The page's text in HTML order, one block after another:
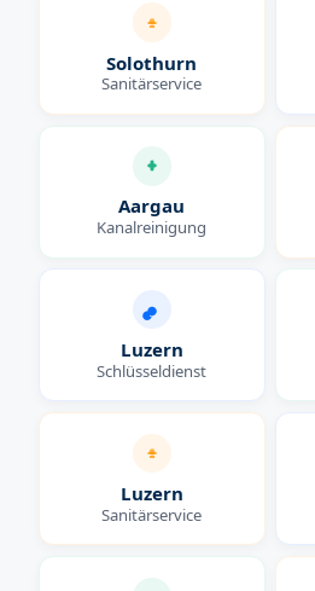
Solothurn
Sanitärservice
Aargau
Kanalreinigung
Luzern
Schlüsseldienst
Luzern
Sanitärservice